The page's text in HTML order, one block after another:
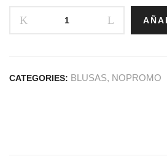
CATEGORIES: BLUSAS, NOPROMO